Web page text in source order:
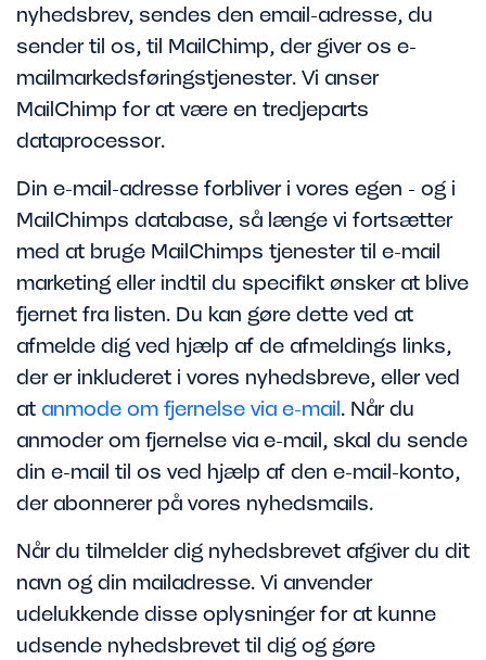
nyhedsbrev, sendes den email-adresse, du
sender til os, til MailChimp, der giver os e-
mailmarkedsføringstjenester. Vi anser
MailChimp for at være en tredjeparts
dataprocessor.
Din e-mail-adresse forbliver i vores egen - og i
MailChimps database, så længe vi fortsætter
med at bruge MailChimps tjenester til e-mail
marketing eller indtil du specifikt ønsker at blive
fjernet fra listen. Du kan gøre dette ved at
afmelde dig ved hjælp af de afmeldings links,
der er inkluderet i vores nyhedsbreve, eller ved
at anmode om fjernelse via e-mail. Når du
anmoder om fjernelse via e-mail, skal du sende
din e-mail til os ved hjælp af den e-mail-konto,
der abonnerer på vores nyhedsmails.
Når du tilmelder dig nyhedsbrevet afgiver du dit
navn og din mailadresse. Vi anvender
udelukkende disse oplysninger for at kunne
udsende nyhedsbrevet til dig og gøre